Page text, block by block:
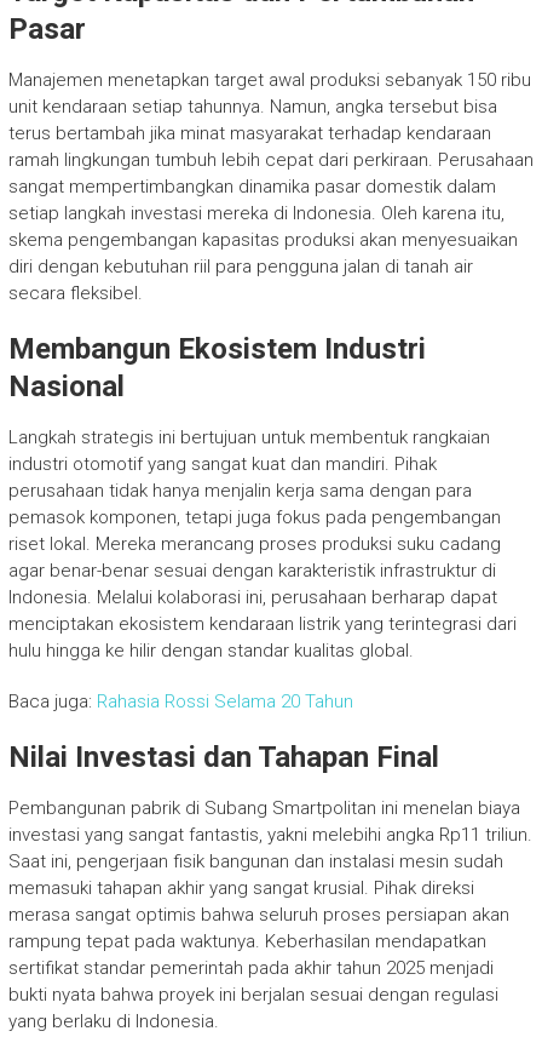
Pasar
Manajemen menetapkan target awal produksi sebanyak 150 ribu
unit kendaraan setiap tahunnya. Namun, angka tersebut bisa
terus bertambah jika minat masyarakat terhadap kendaraan
ramah lingkungan tumbuh lebih cepat dari perkiraan. Perusahaan
sangat mempertimbangkan dinamika pasar domestik dalam
setiap langkah investasi mereka di Indonesia. Oleh karena itu,
skema pengembangan kapasitas produksi akan menyesuaikan
diri dengan kebutuhan riil para pengguna jalan di tanah air
secara fleksibel.
Membangun Ekosistem Industri
Nasional
Langkah strategis ini bertujuan untuk membentuk rangkaian
industri otomotif yang sangat kuat dan mandiri. Pihak
perusahaan tidak hanya menjalin kerja sama dengan para
pemasok komponen, tetapi juga fokus pada pengembangan
riset lokal. Mereka merancang proses produksi suku cadang
agar benar-benar sesuai dengan karakteristik infrastruktur di
Indonesia. Melalui kolaborasi ini, perusahaan berharap dapat
menciptakan ekosistem kendaraan listrik yang terintegrasi dari
hulu hingga ke hilir dengan standar kualitas global.
Baca juga: Rahasia Rossi Selama 20 Tahun
Nilai Investasi dan Tahapan Final
Pembangunan pabrik di Subang Smartpolitan ini menelan biaya
investasi yang sangat fantastis, yakni melebihi angka Rp11 triliun.
Saat ini, pengerjaan fisik bangunan dan instalasi mesin sudah
memasuki tahapan akhir yang sangat krusial. Pihak direksi
merasa sangat optimis bahwa seluruh proses persiapan akan
rampung tepat pada waktunya. Keberhasilan mendapatkan
sertifikat standar pemerintah pada akhir tahun 2025 menjadi
bukti nyata bahwa proyek ini berjalan sesuai dengan regulasi
yang berlaku di Indonesia.